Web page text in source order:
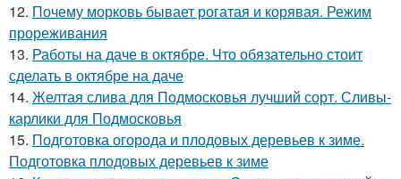
12. Почему морковь бывает рогатая и корявая. Режим
прореживания
13. Работы на даче в октябре. Что обязательно стоит
сделать в октябре на даче
14. Желтая слива для Подмосковья лучший сорт. Сливы-
карлики для Подмосковья
15. Подготовка огорода и плодовых деревьев к зиме.
Подготовка плодовых деревьев к зиме